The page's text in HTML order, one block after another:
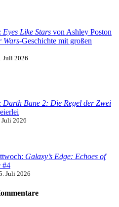
Eyes Like Stars von Ashley Poston
Wars-Geschichte mit großen
Juli 2026
Darth Bane 2: Die Regel der Zwei
Juli 2026
Galaxy’s Edge: Echoes of
#4
Juli 2026